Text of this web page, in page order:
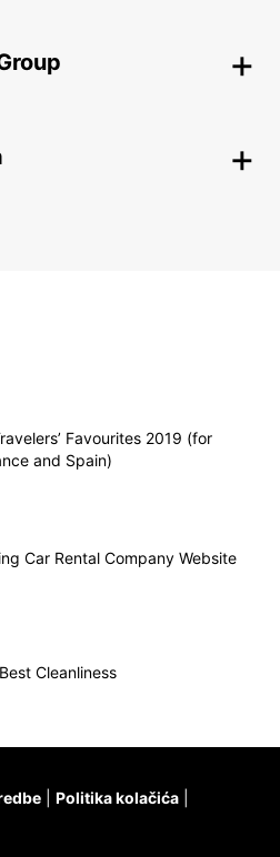
Favourites 2019 (for
and Spain)
Car Rental Company Website
Cleanliness
Politika kolačića